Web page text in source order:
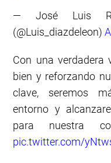
— José Luis
(@Luis_diazdeleon)
Con una verdadera
bien y reforzando
clave, seremos
entorno y
para nuestra
pic.twitter.com/